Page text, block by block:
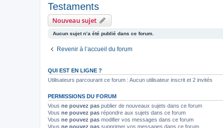
Testaments
Nouveau sujet
Aucun sujet n’a été publié dans ce forum.
Revenir à l’accueil du forum
QUI EST EN LIGNE ?
Utilisateurs parcourant ce forum : Aucun utilisateur inscrit et 2 invités
PERMISSIONS DU FORUM
Vous ne pouvez pas publier de nouveaux sujets dans ce forum
Vous ne pouvez pas répondre aux sujets dans ce forum
Vous ne pouvez pas modifier vos messages dans ce forum
Vous ne pouvez pas supprimer vos messages dans ce forum